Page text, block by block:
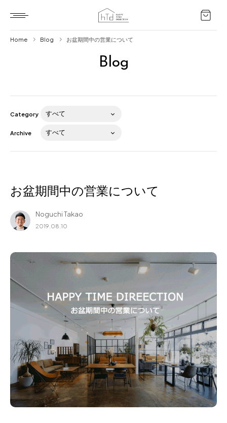
Blog
About us
Recruit
フラッグシップストア
0965-52-0323
熊本店
096-274-8175
Blog
Home Blog お盆期間中の営業について
Category
Archive
お盆期間中の営業について
Noguchi Takao
2019.08.10